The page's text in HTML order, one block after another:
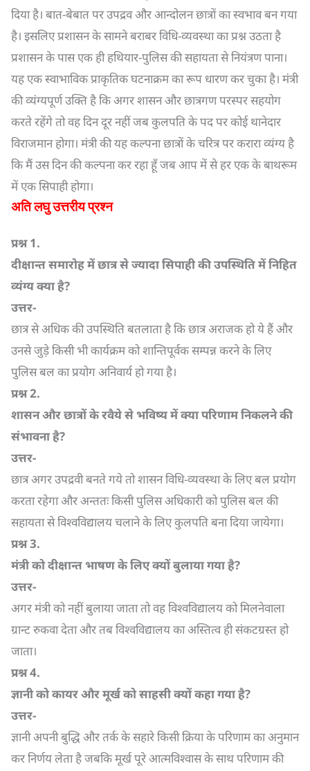
दिया है। बात-बेबात पर उपद्रव और आन्दोलन छात्रों का स्वभाव बन गया
है। इसलिए प्रशासन के सामने बराबर विधि-व्यवस्था का प्रश्न उठता है
प्रशासन के पास एक ही हथियार-पुलिस की सहायता से नियंत्रण पाना।
यह एक स्वाभाविक प्राकृतिक घटनाक्रम का रूप धारण कर चुका है। मंत्री
की व्यंग्यपूर्ण उक्ति है कि अगर शासन और छात्रगण परस्पर सहयोग
करते रहेंगे तो वह दिन दूर नहीं जब कुलपति के पद पर कोई थानेदार
विराजमान होगा। मंत्री की यह कल्पना छात्रों के चरित्र पर करारा व्यंग्य है
कि मैं उस दिन की कल्पना कर रहा हूँ जब आप में से हर एक के बाथरूम
में एक सिपाही होगा।
अति लघु उत्तरीय प्रश्न
प्रश्न1.
दीक्षान्त समारोह में छात्र से ज्यादा सिपाही की उपस्थिति में निहित
व्यंग्य क्या है?
उत्तर-
छात्र से अधिक की उपस्थिति बतलाता है कि छात्र अराजक हो ये हैं और
उनसे जुड़े किसी भी कार्यक्रम को शान्तिपूर्वक सम्पन्न करने के लिए
पुलिस बल का प्रयोग अनिवार्य हो गया है।
प्रश्न2.
शासन और छात्रों के रवैये से भविष्य में क्या परिणाम निकलने की
संभावना है?
उत्तर-
छात्र अगर उपद्रवी बनते गये तो शासन विधि-व्यवस्था के लिए बल प्रयोग
करता रहेगा और अन्ततः किसी पुलिस अधिकारी को पुलिस बल की
सहायता से विश्वविद्यालय चलाने के लिए कुलपति बना दिया जायेगा।
प्रश्न3.
मंत्री को दीक्षान्त भाषण के लिए क्यों बुलाया गया है?
उत्तर-
अगर मंत्री को नहीं बुलाया जाता तो वह विश्वविद्यालय को मिलनेवाला
ग्रान्ट रुकवा देता और तब विश्वविद्यालय का अस्तित्व ही संकटग्रस्त हो
जाता।
प्रश्न4.
ज्ञानी को कायर और मूर्ख को साहसी क्यों कहा गया है?
उत्तर-
ज्ञानी अपनी बुद्धि और तर्क के सहारे किसी क्रिया के परिणाम का अनुमान
कर निर्णय लेता है जबकि मूर्ख पूरे आत्मविश्वास के साथ परिणाम की